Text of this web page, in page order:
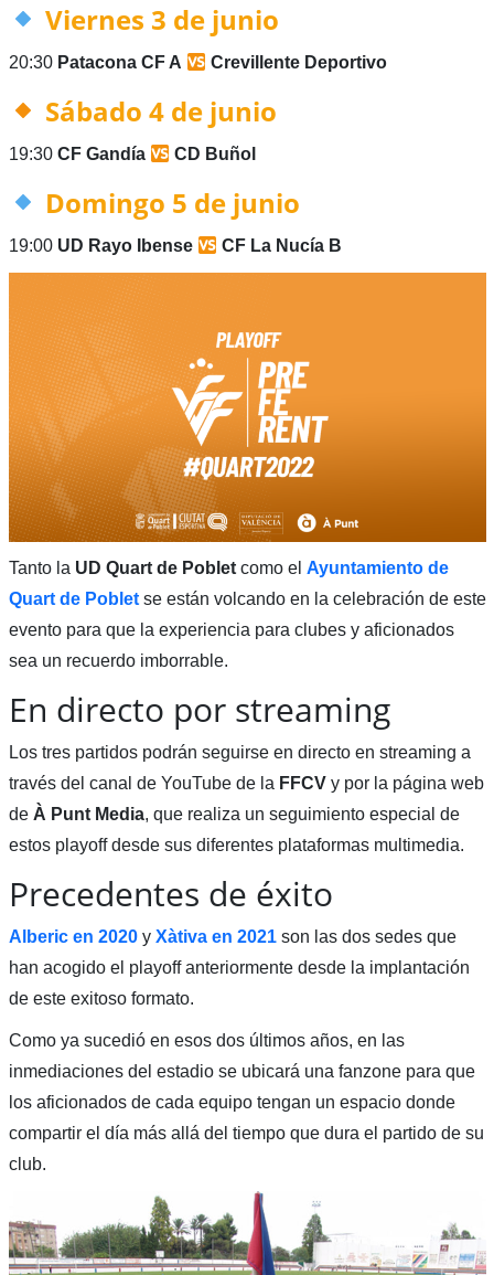
Viernes 3 de junio
20:30 Patacona CF A Crevillente Deportivo
Sábado 4 de junio
19:30CF Gandía CD Buñol
Domingo 5 de junio
19:00 UD Rayo Ibense CF La Nucía B
Tanto la UD Quart de Pobletcomo el Ayuntamiento de
Quart de Poblet se están volcando en la celebración de este
evento para que la experiencia para clubes y aficionados
sea un recuerdo imborrable.
En directo por streaming
Los tres partidos podrán seguirse en directo en streaming a
través del canal de YouTube de la FFCVy por la página web
de À Punt Media, que realiza un seguimiento especial de
estos playoff desde sus diferentes plataformas multimedia.
Precedentes de éxito
Alberic en 2020 y Xàtiva en 2021 son las dos sedes que
han acogido el playoff anteriormente desde la implantación
de este exitoso formato.
Como ya sucedió en esos dos últimos años, en las
inmediaciones del estadio se ubicará una fanzone para que
los aficionados de cada equipo tengan un espacio donde
compartir el día más allá del tiempo que dura el partido de su
club.